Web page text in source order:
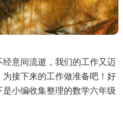
意间流逝，我们的工作又迈
接下来的工作做准备吧！好
小编收集整理的数学六年级